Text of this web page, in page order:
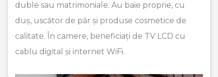
duble sau matrimoniale. Au baie proprie, cu
duș, uscător de păr și produse cosmetice de
calitate. În camere, beneficiați de TV LCD cu
cablu digital și internet WiFi.